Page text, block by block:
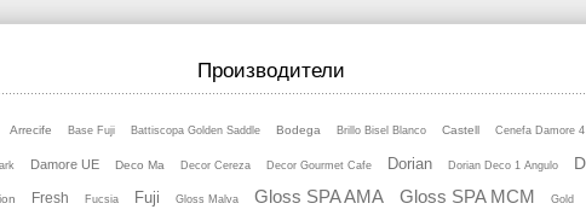
Производители
Arrecife Base Fuji Battiscopa Golden Saddle Bodega Brillo Bisel Blanco Castell Cenefa Damore
Damore UE Deco Ma Decor Cereza Decor Gourmet Cafe Dorian Dorian Deco 1 Angulo
Fresh Fucsia Fuji Gloss Malva Gloss SPA AMA Gloss SPA MCM Gold